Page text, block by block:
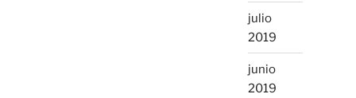
julio
2019
junio
2019